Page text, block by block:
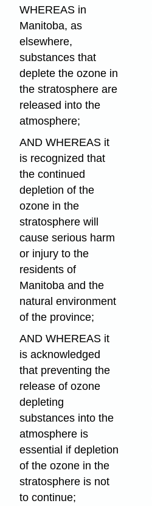
WHEREAS in
Manitoba, as
elsewhere,
substances that
deplete the ozone in
the stratosphere are
released into the
atmosphere;
AND WHEREAS it
is recognized that
the continued
depletion of the
ozone in the
stratosphere will
cause serious harm
or injury to the
residents of
Manitoba and the
natural environment
of the province;
AND WHEREAS it
is acknowledged
that preventing the
release of ozone
depleting
substances into the
atmosphere is
essential if depletion
of the ozone in the
stratosphere is not
to continue;